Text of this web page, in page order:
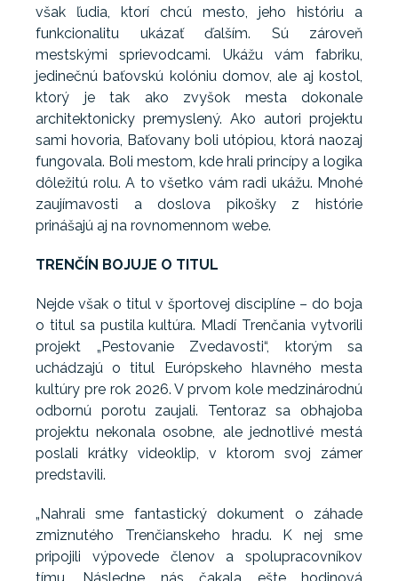
však ľudia, ktorí chcú mesto, jeho históriu a
funkcionalitu ukázať ďalším. Sú zároveň
mestskými sprievodcami. Ukážu vám fabriku,
jedinečnú baťovskú kolóniu domov, ale aj kostol,
ktorý je tak ako zvyšok mesta dokonale
architektonicky premyslený. Ako autori projektu
sami hovoria, Baťovany boli utópiou, ktorá naozaj
fungovala. Boli mestom, kde hrali princípy a logika
dôležitú rolu. A to všetko vám radi ukážu. Mnohé
zaujímavosti a doslova pikošky z histórie
prinášajú aj na rovnomennom webe.
TRENČÍN BOJUJE O TITUL
Nejde však o titul v športovej disciplíne – do boja
o titul sa pustila kultúra. Mladí Trenčania vytvorili
projekt „Pestovanie Zvedavosti“, ktorým sa
uchádzajú o titul Európskeho hlavného mesta
kultúry pre rok 2026. V prvom kole medzinárodnú
odbornú porotu zaujali. Tentoraz sa obhajoba
projektu nekonala osobne, ale jednotlivé mestá
poslali krátky videoklip, v ktorom svoj zámer
predstavili.
„Nahrali sme fantastický dokument o záhade
zmiznutého Trenčianskeho hradu. K nej sme
pripojili výpovede členov a spolupracovníkov